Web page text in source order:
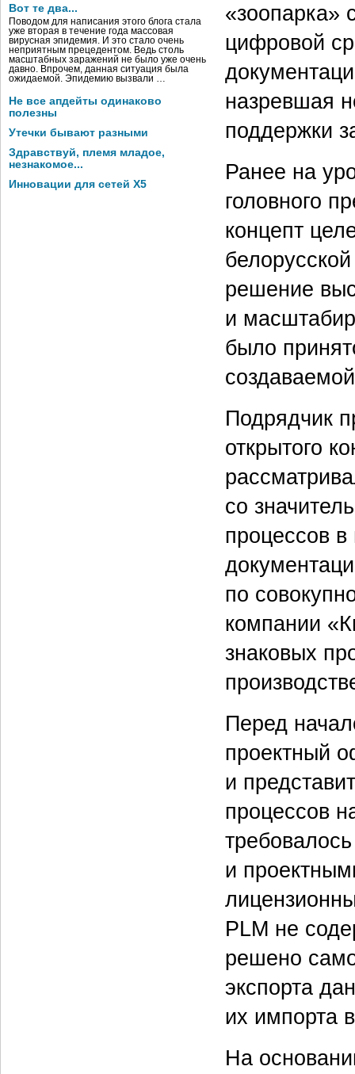
Вот те два...
Поводом для написания этого блога стала
уже вторая в течение года массовая
вирусная эпидемия. И это стало очень
неприятным прецедентом. Ведь столь
масштабных заражений не было уже очень
давно. Впрочем, данная ситуация была
ожидаемой. Эпидемию вызвали …
Не все апдейты одинаково
полезны
Утечки бывают разными
Здравствуй, племя младое,
незнакомое...
Инновации для сетей X5
«зоопарка»
цифровой
назревшая
поддержки
Ранее на
головного
концепт
решение
и
было
Подрядчик
открытого
со
процессов
по
компании
знаковых
Перед
проектный
и
процессов
и
PLM не
решено
экспорта
их импорта
На